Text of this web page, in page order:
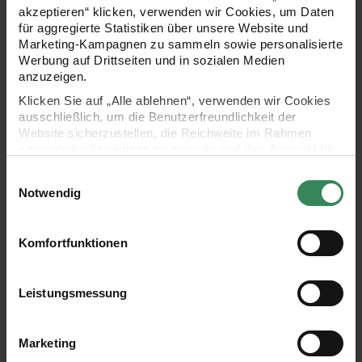
akzeptieren“ klicken, verwenden wir Cookies, um Daten
für aggregierte Statistiken über unsere Website und
Marketing-Kampagnen zu sammeln sowie personalisierte
Werbung auf Drittseiten und in sozialen Medien
anzuzeigen.
Klicken Sie auf „Alle ablehnen“, verwenden wir Cookies
ausschließlich, um die Benutzerfreundlichkeit der
Website sicherzustellen, die Reichweite im Rahmen
Ihre Einwilligung ist freiwillig und kann jederzeit über den
Link „Cookie-Einstellungen“ im Fußbereich der Seite
verwendeten Technologien und den Empfängern der
Daten finden Sie in unserer Datenschutzerklärung.
Notwendig
Komfortfunktionen
Leistungsmessung
Marketing
030 Hellgrau Melange
030
Hellgrau
Farbe Fashion Cotton Merino Lace 50g 290m